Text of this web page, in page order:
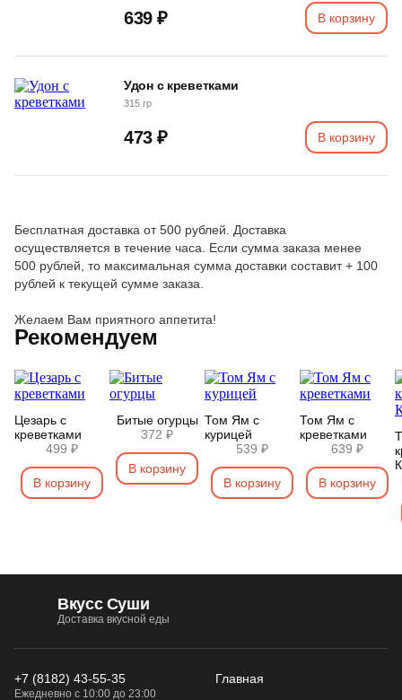
639 ₽ В корзину
Удон с креветками
315 гр
473 ₽ В корзину
Бесплатная доставка от 500 рублей. Доставка
осуществляется в течение часа. Если сумма заказа менее
500 рублей, то максимальная сумма доставки составит + 100
рублей к текущей сумме заказа.
Желаем Вам приятного аппетита!
Рекомендуем
Цезарь с
креветками
499 ₽
В корзину
Битые огурцы
372 ₽
В корзину
Том Ям с
курицей
539 ₽
В корзину
Том Ям с
креветками
639 ₽
В корзину
Вкусс Суши
Доставка вкусной еды
+7 (8182) 43-55-35
Ежедневно с 10:00 до 23:00
Главная